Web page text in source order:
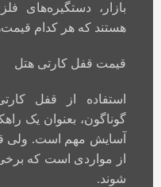
بازار، دستگیره‌های
هستند که هر کدام
قیمت قفل کارتی هتل
استفاده از قفل
گوناگون، بعنوان یک
آسایش مهم است. ولی
از مواردی است که
شوند.